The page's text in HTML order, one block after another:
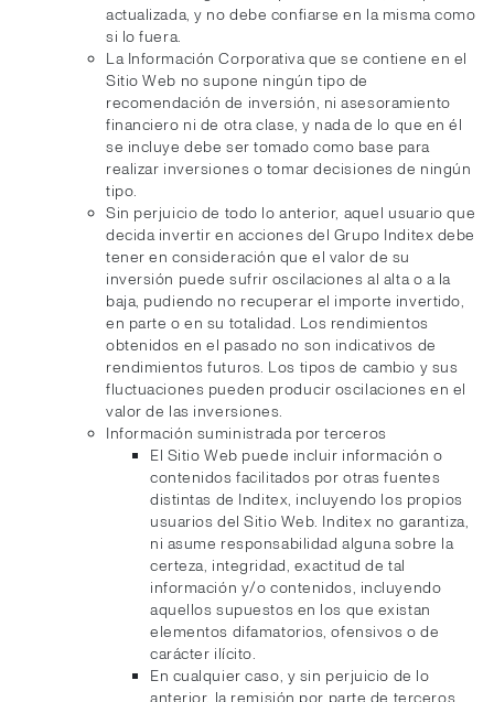
actualizada, y no debe confiarse en la misma como
si lo fuera.
La Información Corporativa que se contiene en el
Sitio Web no supone ningún tipo de
recomendación de inversión, ni asesoramiento
financiero ni de otra clase, y nada de lo que en él
se incluye debe ser tomado como base para
realizar inversiones o tomar decisiones de ningún
tipo.
Sin perjuicio de todo lo anterior, aquel usuario que
decida invertir en acciones del Grupo Inditex debe
tener en consideración que el valor de su
inversión puede sufrir oscilaciones al alta o a la
baja, pudiendo no recuperar el importe invertido,
en parte o en su totalidad. Los rendimientos
obtenidos en el pasado no son indicativos de
rendimientos futuros. Los tipos de cambio y sus
fluctuaciones pueden producir oscilaciones en el
valor de las inversiones.
Información suministrada por terceros
El Sitio Web puede incluir información o
contenidos facilitados por otras fuentes
distintas de Inditex, incluyendo los propios
usuarios del Sitio Web. Inditex no garantiza,
ni asume responsabilidad alguna sobre la
certeza, integridad, exactitud de tal
información y/o contenidos, incluyendo
aquellos supuestos en los que existan
elementos difamatorios, ofensivos o de
carácter ilícito.
En cualquier caso, y sin perjuicio de lo